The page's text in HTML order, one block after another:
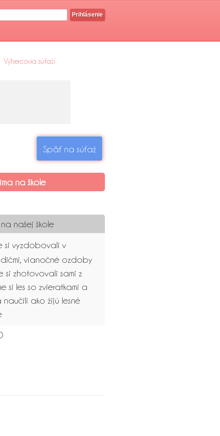
Prihlásenie
Výhercovia súťaží
Späť na súťaž
na škole
našej škole
si vyzdobovali v
vianočné ozdoby
si zhotovovali sami z
si les so zvieratkami a
naučili ako žijú lesné